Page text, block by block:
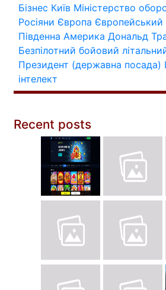
Бізнес Київ Міністерство
Росіяни Європа
Південна Америка Дональд
Безпілотний бойовий
Президент (державна посада)
інтелект
Recent posts